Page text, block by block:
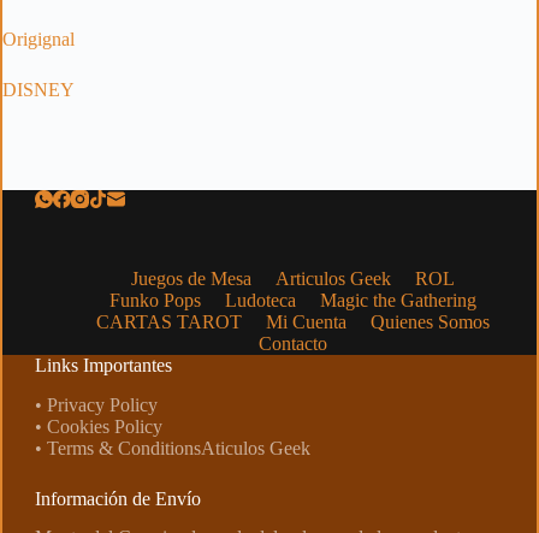
Origignal
DISNEY
Juegos de Mesa Articulos Geek
ROL
Funko Pops
Ludoteca
Magic the Gathering
CARTAS TAROT
Mi Cuenta
Quienes Somos
Contacto
Links Importantes
• Privacy Policy
• Cookies Policy
• Terms & ConditionsAticulos Geek
Información de Envío